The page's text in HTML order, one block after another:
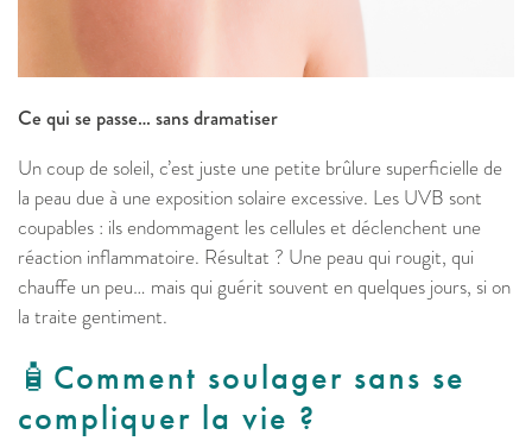
Ce qui se passe… sans dramatiser
Un coup de soleil, c’est juste une petite brûlure superficielle de
la peau due à une exposition solaire excessive. Les UVB sont
coupables : ils endommagent les cellules et déclenchent une
réaction inflammatoire. Résultat ? Une peau qui rougit, qui
chauffe un peu… mais qui guérit souvent en quelques jours, si on
la traite gentiment.
🧴​Comment soulager sans se
compliquer la vie ?